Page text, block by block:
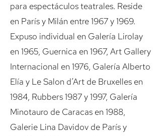
para espectáculos teatrales. Reside
en París y Milán entre 1967 y 1969.
Expuso individual en Galería Lirolay
en 1965, Guernica en 1967, Art Gallery
Internacional en 1976, Galería Alberto
Elía y Le Salon d’Art de Bruxelles en
1984, Rubbers 1987 y 1997, Galería
Minotauro de Caracas en 1988,
Galerie Lina Davidov de París y